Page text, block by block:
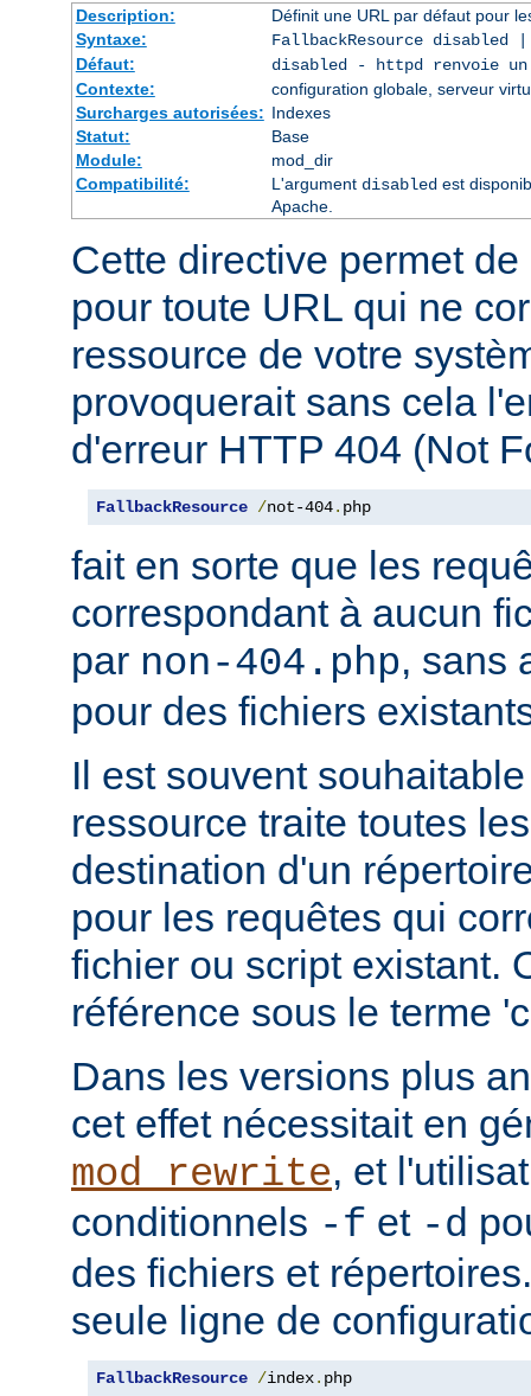
Description:
Définit une URL par défaut pour
Syntaxe:
FallbackResource disabled
Défaut:
disabled - httpd renvoie un
Contexte:
configuration globale, serveur
Surcharges autorisées: Indexes
Statut:
Base
Module:
mod_dir
Compatibilité:
L'argument disabledest
Apache.
Cette directive permet
pour toute URL qui ne
ressource de votre
provoquerait sans cela
d'erreur HTTP 404 (Not
FallbackResource /not-404. php
fait en sorte que les
correspondant à aucun
par non-404.php, sans
pour des fichiers
Il est souvent
ressource traite toutes
destination d'un
pour les requêtes qui
fichier ou script existant.
référence sous le terme
Dans les versions plus
cet effet nécessitait en
mod_rewrite, et
conditionnels -f et -d
des fichiers et
seule ligne de
FallbackResource /index. php